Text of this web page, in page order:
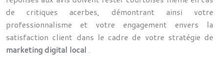
de critiques acerbes, démontrant ainsi votre
professionnalisme et votre engagement envers la
satisfaction client dans le cadre de votre stratégie de
marketing digital local .